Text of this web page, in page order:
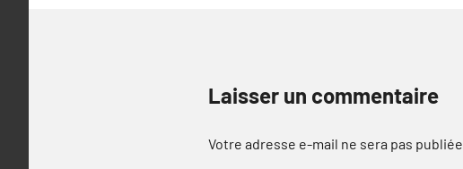
Laisser un commentaire
Votre adresse e-mail ne sera pas publiée.